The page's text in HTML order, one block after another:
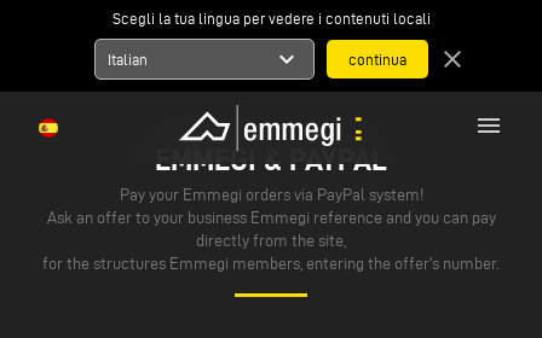
Scegli la tua lingua per vedere i contenuti locali
Italian expand_more close
menu
EMMEGI & PAYPAL
Pay your Emmegi orders via PayPal system!
Ask an offer to your business Emmegi reference and you can pay
directly from the site,
for the structures Emmegi members, entering the offer's number.